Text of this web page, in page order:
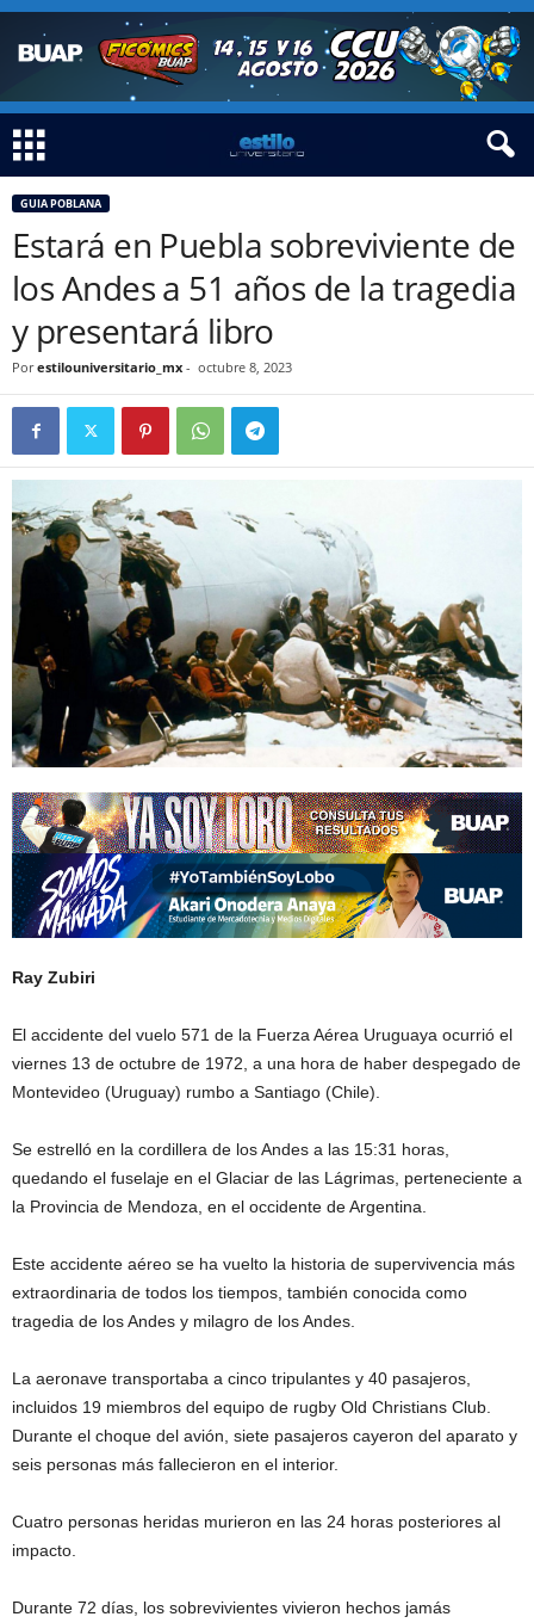
GUIA POBLANA
Estará en Puebla sobreviviente de
los Andes a 51 años de la tragedia
y presentará libro
Por estilouniversitario_mx - octubre 8, 2023
Ray Zubiri
El accidente del vuelo 571 de la Fuerza Aérea Uruguaya ocurrió el
viernes 13 de octubre de 1972, a una hora de haber despegado de
Montevideo (Uruguay) rumbo a Santiago (Chile).
Se estrelló en la cordillera de los Andes a las 15:31 horas,
quedando el fuselaje en el Glaciar de las Lágrimas, perteneciente a
la Provincia de Mendoza, en el occidente de Argentina.
Este accidente aéreo se ha vuelto la historia de supervivencia más
extraordinaria de todos los tiempos, también conocida como
tragedia de los Andes y milagro de los Andes.
La aeronave transportaba a cinco tripulantes y 40 pasajeros,
incluidos 19 miembros del equipo de rugby Old Christians Club.
Durante el choque del avión, siete pasajeros cayeron del aparato y
seis personas más fallecieron en el interior.
Cuatro personas heridas murieron en las 24 horas posteriores al
impacto.
Durante 72 días, los sobrevivientes vivieron hechos jamás